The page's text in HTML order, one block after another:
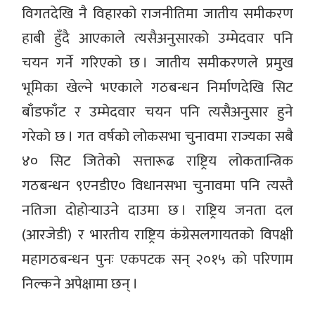
विगतदेखि नै विहारको राजनीतिमा जातीय समीकरण
हाबी हुँदै आएकाले त्यसैअनुसारको उम्मेदवार पनि
चयन गर्ने गरिएको छ । जातीय समीकरणले प्रमुख
भूमिका खेल्ने भएकाले गठबन्धन निर्माणदेखि सिट
बाँडफाँट र उम्मेदवार चयन पनि त्यसैअनुसार हुने
गरेको छ । गत वर्षको लोकसभा चुनावमा राज्यका सबै
४० सिट जितेको सत्तारूढ राष्ट्रिय लोकतान्त्रिक
गठबन्धन ९एनडीए० विधानसभा चुनावमा पनि त्यस्तै
नतिजा दोहोर्‍याउने दाउमा छ । राष्ट्रिय जनता दल
(आरजेडी) र भारतीय राष्ट्रिय कंग्रेसलगायतको विपक्षी
महागठबन्धन पुनः एकपटक सन् २०१५ को परिणाम
निल्कने अपेक्षामा छन् ।